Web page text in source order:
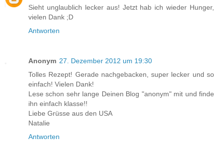
Sieht unglaublich lecker aus! Jetzt hab ich wieder Hunger,
vielen Dank ;D
Antworten
Anonym 27. Dezember 2012 um 19:30
Tolles Rezept! Gerade nachgebacken, super lecker und so
einfach! Vielen Dank!
Lese schon sehr lange Deinen Blog "anonym" mit und finde
ihn einfach klasse!!
Liebe Grüsse aus den USA
Natalie
Antworten